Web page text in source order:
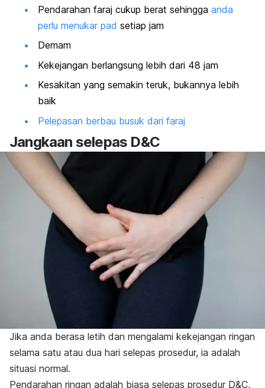
Pendarahan faraj cukup berat sehingga anda
perlu menukar pad setiap jam
Demam
Kekejangan berlangsung lebih dari 48 jam
Kesakitan yang semakin teruk, bukannya lebih
baik
Pelepasan berbau busuk dari faraj
Jangkaan selepas D&C
Jika anda berasa letih dan mengalami kekejangan ringan
selama satu atau dua hari selepas prosedur, ia adalah
situasi normal.
Pendarahan ringan adalah biasa selepas prosedur D&C,